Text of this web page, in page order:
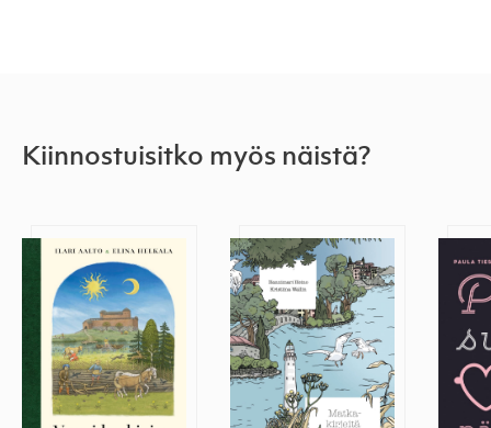
Kiinnostuisitko myös näistä?
Vuosi keskiajan SuomessaMatkakirjeitä